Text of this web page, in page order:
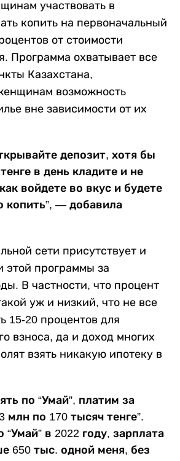
участвовать в
копить на первоначальный
от стоимости
Программа охватывает все
Казахстана,
возможность
вне зависимости от их
депозит, хотя бы
в день кладите и не
войдете во вкус и будете
копить”, — добавила
сети присутствует и
этой программы за
В частности, что процент
уж и низкий, что не все
15-20 процентов для
взноса, да и доход многих
взять никакую ипотеку в
по “Умай”, платим за
млн по 170 тысяч тенге”.
“Умай” в 2022 году, зарплата
650 тыс. одной меня, без